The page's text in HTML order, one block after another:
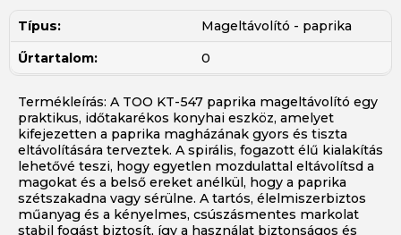
Típus:
Mageltávolító - paprika
Űrtartalom:
0
Termékleírás: A TOO KT-547 paprika mageltávolító egy
praktikus, időtakarékos konyhai eszköz, amelyet
kifejezetten a paprika magházának gyors és tiszta
eltávolítására terveztek. A spirális, fogazott élű kialakítás
lehetővé teszi, hogy egyetlen mozdulattal eltávolítsd a
magokat és a belső ereket anélkül, hogy a paprika
szétszakadna vagy sérülne. A tartós, élelmiszerbiztos
műanyag és a kényelmes, csúszásmentes markolat
stabil fogást biztosít, így a használat biztonságos és